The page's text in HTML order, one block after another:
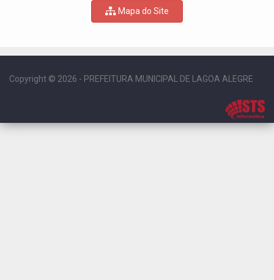
Mapa do Site
Copyright © 2026 - PREFEITURA MUNICIPAL DE LAGOA ALEGRE